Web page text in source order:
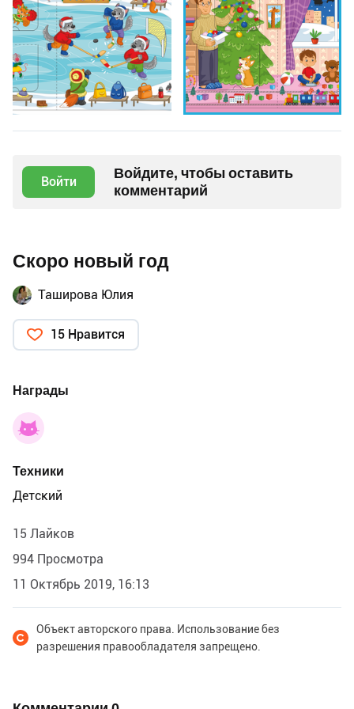
Войти
Войдите, чтобы оставить
комментарий
Скоро новый год
Таширова Юлия
15 Нравится
Награды
Техники
Детский
15 Лайков
994 Просмотра
11 Октябрь 2019, 16:13
Объект авторского права. Использование без
разрешения правообладателя запрещено.